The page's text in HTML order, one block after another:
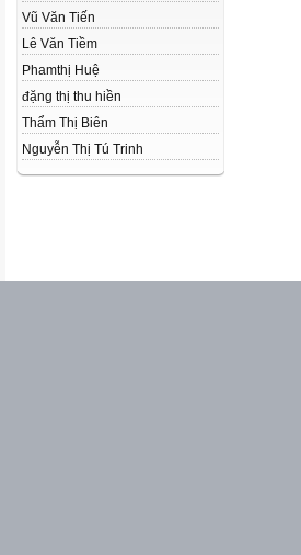
Vũ Văn Tiến
Lê Văn Tiềm
Phamthị Huệ
đặng thị thu hiền
Thẩm Thị Biên
Nguyễn Thị Tú Trinh